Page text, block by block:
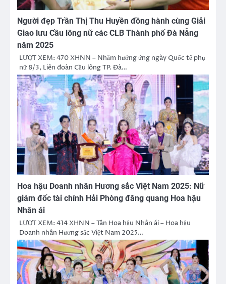
Người đẹp Trần Thị Thu Huyền đồng hành cùng Giải
Giao lưu Cầu lông nữ các CLB Thành phố Đà Nẵng
năm 2025
LƯỢT XEM: 470 XHNN – Nhằm hưởng ứng ngày Quốc tế phụ
nữ 8/3, Liên đoàn Cầu lông TP. Đà…
Hoa hậu Doanh nhân Hương sắc Việt Nam 2025: Nữ
giám đốc tài chính Hải Phòng đăng quang Hoa hậu
Nhân ái
LƯỢT XEM: 414 XHNN – Tân Hoa hậu Nhân ái – Hoa hậu
Doanh nhân Hương sắc Việt Nam 2025…